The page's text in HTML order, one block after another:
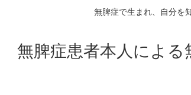
無脾症で生まれ、自分を
無脾症患者本人による